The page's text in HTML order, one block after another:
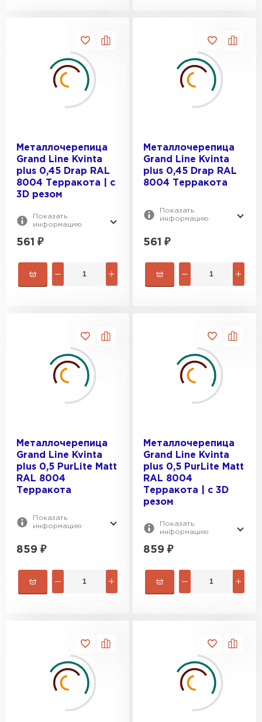
Металлочерепица
Grand Line Kvinta
plus 0,45 Drap RAL
8004 Терракота | c
3D резом
Показать
информацию
561 ₽
Металлочерепица
Grand Line Kvinta
plus 0,45 Drap RAL
8004 Терракота
Показать
информацию
561 ₽
Металлочерепица
Grand Line Kvinta
plus 0,5 PurLite Мatt
RAL 8004
Терракота
Показать
информацию
859 ₽
Металлочерепица
Grand Line Kvinta
plus 0,5 PurLite Мatt
RAL 8004
Терракота | c 3D
резом
Показать
информацию
859 ₽